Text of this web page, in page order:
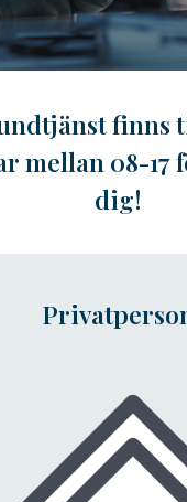
finns
mellan 08-17
dig!